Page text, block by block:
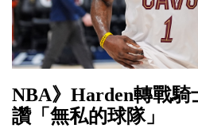
NBA》Harden轉戰騎
讚「無私的球隊」